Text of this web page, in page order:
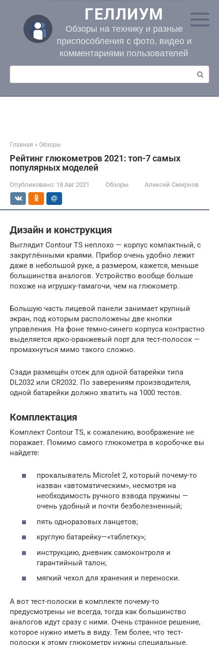
контенту
ГЕЛЛИУМ
Обзоры на технику и разные
приспособления с фото, видео и
комментариями пользователей
Поиск:
Главная » Обзоры
Рейтинг глюкометров 2021: топ-7 самых
популярных моделей
Опубликовано: 18 Авг 2021 Обзоры Алексей Смирнов
Дизайн и конструкция
Выглядит Contour TS неплохо — корпус компактный, с
закруглёнными краями. Прибор очень удобно лежит
даже в небольшой руке, а размером, кажется, меньше
большинства аналогов. Устройство вообще больше
похоже на игрушку-тамагочи, чем на глюкометр.
Большую часть лицевой панели занимает крупный
экран, под которым расположены две кнопки
управления. На фоне темно-синего корпуса контрастно
выделяется ярко-оранжевый порт для тест-полосок —
промахнуться мимо такого сложно.
Сзади размещён отсек для одной батарейки типа
DL2032 или CR2032. По заверениям производителя,
одной батарейки должно хватить на 1000 тестов.
Комплектация
Комплект Contour TS, к сожалению, воображение не
поражает. Помимо самого глюкометра в коробочке вы
найдете:
прокалыватель Microlet 2, который почему-то
назван «автоматическим», несмотря на
необходимость ручного взвода пружины —
очень удобный и почти безболезненный;
пять одноразовых ланцетов;
круглую батарейку—«таблетку»;
инструкцию, дневник самоконтроля и
гарантийный талон;
мягкий чехол для хранения и переноски.
А вот тест-полоски в комплекте почему-то
предусмотрены не всегда, тогда как большинство
аналогов идут сразу с ними. Очень странное решение,
которое нужно иметь в виду. Тем более, что тест-
полоски к этому глюкометру нужны специальные.